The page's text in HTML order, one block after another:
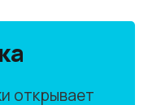
открывает